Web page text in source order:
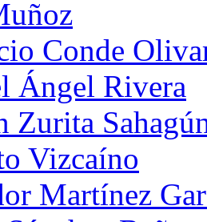
Conde
Ángel Rivera
Zurita
Vizcaíno
Martínez